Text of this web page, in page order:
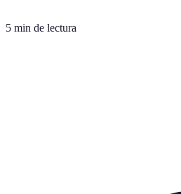
5 min de lectura